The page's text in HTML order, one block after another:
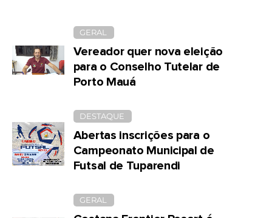
GERAL
Vereador quer nova eleição
para o Conselho Tutelar de
Porto Mauá
DESTAQUE
Abertas inscrições para o
Campeonato Municipal de
Futsal de Tuparendi
GERAL